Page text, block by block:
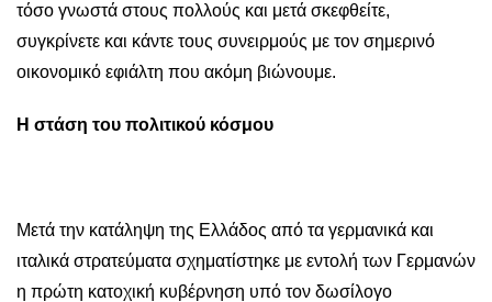
τόσο γνωστά στους πολλούς και μετά σκεφθείτε,
συγκρίνετε και κάντε τους συνειρμούς με τον σημερινό
οικονομικό εφιάλτη που ακόμη βιώνουμε.
Η στάση του πολιτικού κόσμου
Μετά την κατάληψη της Ελλάδος από τα γερμανικά και
ιταλικά στρατεύματα σχηματίστηκε με εντολή των Γερμανών
η πρώτη κατοχική κυβέρνηση υπό τον δωσίλογο